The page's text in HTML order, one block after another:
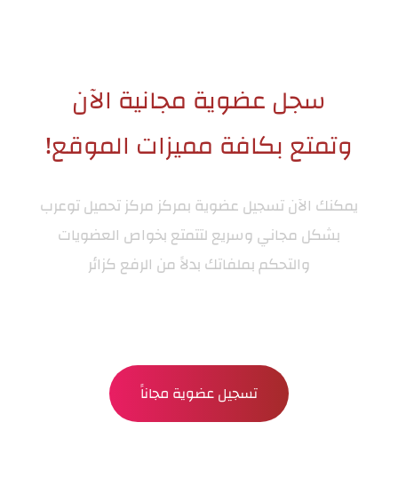
سجل عضوية مجانية الآن
وتمتع بكافة مميزات الموقع!
يمكنك الآن تسجيل عضوية بمركزمركز تحميل توعرب
بشكل مجاني وسريع لتتمتع بخواص العضويات
والتحكم بملفاتك بدلاً من الرفع كزائر
تسجيل عضوية مجاناً